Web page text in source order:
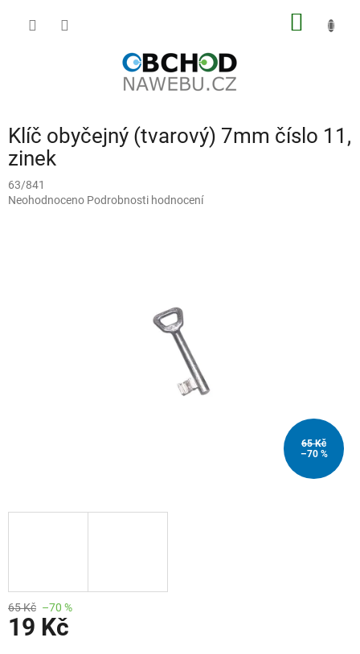
Klíč obyčejný (tvarový) 7mm číslo 11,
zinek
63/841
Průměrné
Neohodnoceno Podrobnosti hodnocení
65 Kč
–70 %
65 Kč –70 %
19 Kč